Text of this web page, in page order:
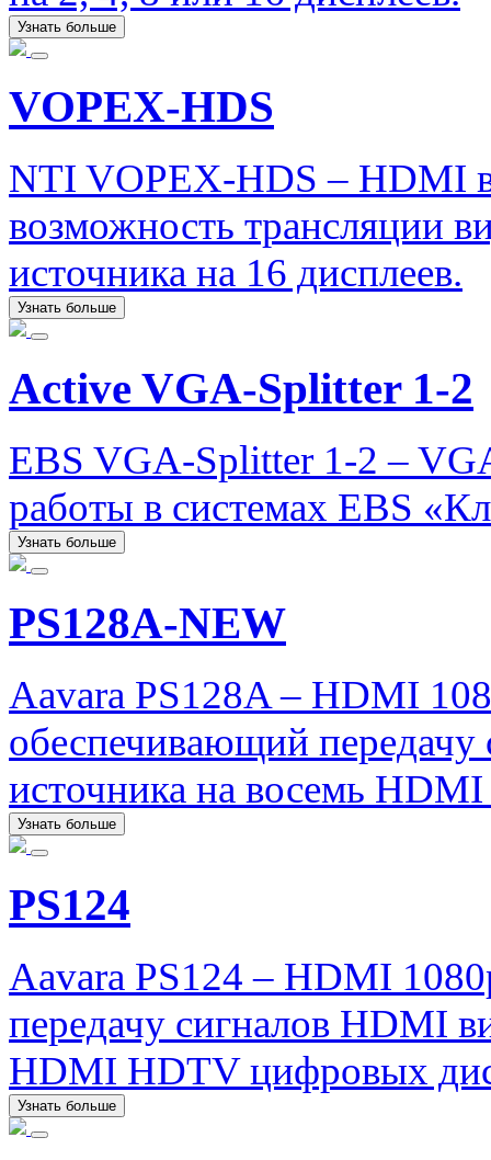
Узнать больше
VOPEX-HDS
NTI VOPEX-HDS – HDMI
возможность трансляции
источника на 16 дисплеев.
Узнать больше
Active VGA-Splitter 1-2
EBS VGA-Splitter 1-2 –
работы в системах EBS
Узнать больше
PS128A-NEW
Aavara PS128A – HDMI
обеспечивающий передачу
источника на восемь
Узнать больше
PS124
Aavara PS124 – HDMI
передачу сигналов HDMI
HDMI HDTV цифровых
Узнать больше